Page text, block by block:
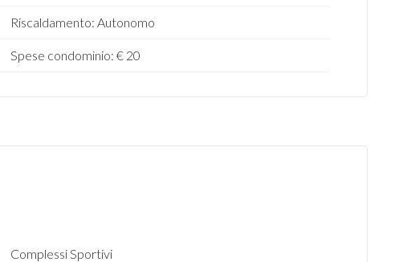
Riscaldamento: Autonomo
Spese condominio: € 20
Complessi Sportivi